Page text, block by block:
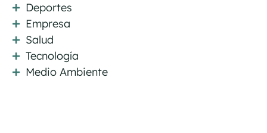
Deportes
Empresa
Salud
Tecnología
Medio Ambiente